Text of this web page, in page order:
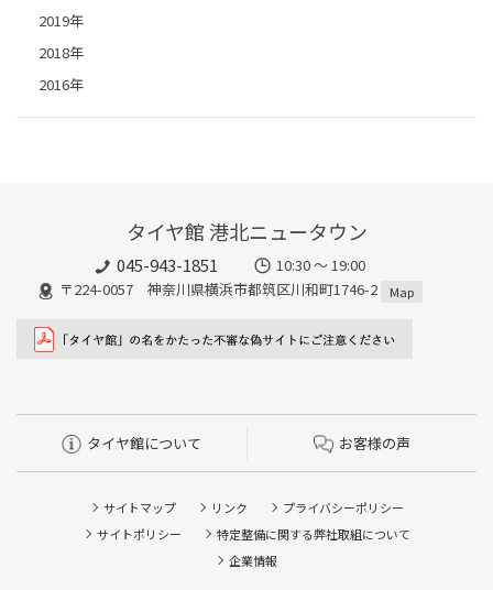
2019年
2018年
2016年
タイヤ館 港北ニュータウン
045-943-1851
10:30 ～ 19:00
〒224-0057 神奈川県横浜市都筑区川和町1746-2
Map
タイヤ館について お客様の声
サイトマップ リンク
プライバシーポリシー
サイトポリシー
特定整備に関する弊社取組について
企業情報